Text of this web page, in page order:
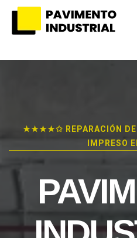
★★★★✩ REPARACIÓN DE
IMPRESO